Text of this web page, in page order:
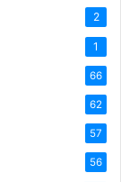
2
1
66
62
57
56